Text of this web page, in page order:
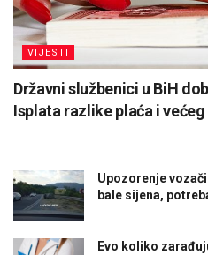
VIJESTI
Državni službenici u BiH
Isplata razlike plaća i
Upozorenje
bale sijena,
Evo koliko